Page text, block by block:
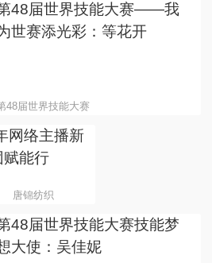
48届世界技能大赛——我
世赛添光彩：等花开
48届世界技能大赛
网络主播新
赋能行
唐锦纺织
48届世界技能大赛技能梦
大使：吴佳妮